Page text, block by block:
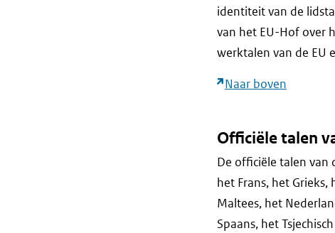
identiteit van de
van het EU-Hof over
werktalen van de EU
Naar boven
Officiële talen
De officiële talen van
het Frans, het
Maltees, het
Spaans, het